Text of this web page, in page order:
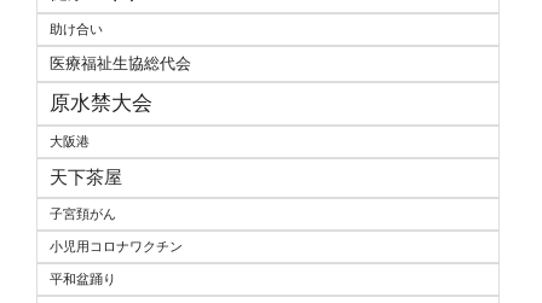
助け合い
医療福祉生協総代会
原水禁大会
大阪港
天下茶屋
子宮頚がん
小児用コロナワクチン
平和盆踊り